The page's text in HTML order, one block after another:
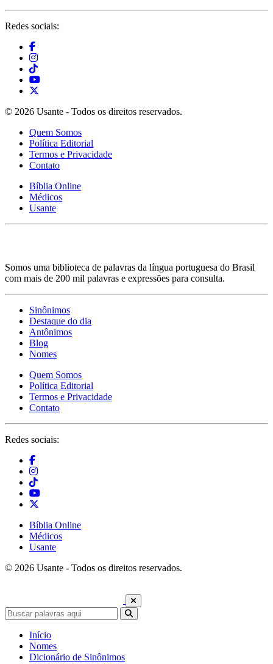
Redes sociais:
© 2026 Usante - Todos os direitos reservados.
Quem Somos
Política Editorial
Termos e Privacidade
Contato
Bíblia Online
Médicos
Usante
Somos uma biblioteca de palavras da língua portuguesa do Brasil
com mais de 200 mil palavras e expressões para consulta.
Sinônimos
Destaque do dia
Antônimos
Blog
Nomes
Quem Somos
Política Editorial
Termos e Privacidade
Contato
Redes sociais:
Bíblia Online
Médicos
Usante
© 2026 Usante - Todos os direitos reservados.
Início
Nomes
Dicionário de Sinônimos